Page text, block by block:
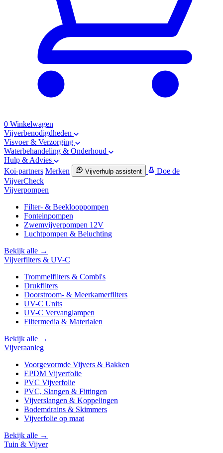
0 Winkelwagen
Vijverbenodigdheden
Visvoer & Verzorging
Waterbehandeling & Onderhoud
Hulp & Advies
Koi-partners Merken Vijverhulp assistent
Doe de
VijverCheck
Vijverpompen
Filter- & Beeklooppompen
Fonteinpompen
Zwemvijverpompen 12V
Luchtpompen & Beluchting
Bekijk alle →
Vijverfilters & UV-C
Trommelfilters & Combi's
Drukfilters
Doorstroom- & Meerkamerfilters
UV-C Units
UV-C Vervanglampen
Filtermedia & Materialen
Bekijk alle →
Vijveraanleg
Voorgevormde Vijvers & Bakken
EPDM Vijverfolie
PVC Vijverfolie
PVC, Slangen & Fittingen
Vijverslangen & Koppelingen
Bodemdrains & Skimmers
Vijverfolie op maat
Bekijk alle →
Tuin & Vijver